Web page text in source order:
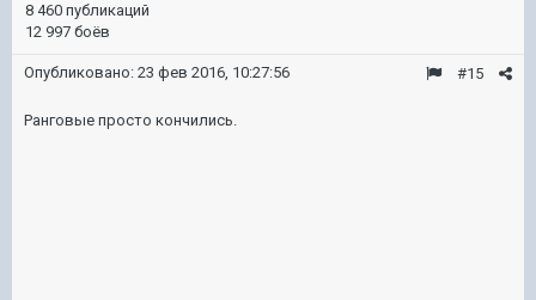
8 460 публикаций
12 997 боёв
#15
Опубликовано: 23 фев 2016, 10:27:56
Ранговые просто кончились.